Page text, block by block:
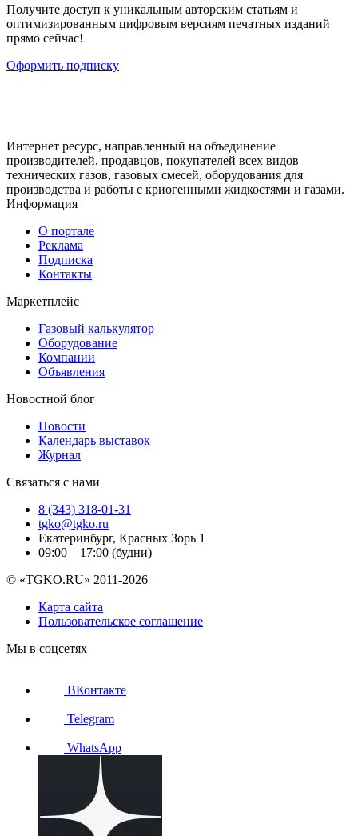
Получите доступ к уникальным авторским статьям и
оптимизированным цифровым версиям печатных изданий
прямо сейчас!
Оформить подписку
Интернет ресурс, направленный на объединение
производителей, продавцов, покупателей всех видов
технических газов, газовых смесей, оборудования для
производства и работы с криогенными жидкостями и газами.
Информация
О портале
Реклама
Подписка
Контакты
Маркетплейс
Газовый калькулятор
Оборудование
Компании
Объявления
Новостной блог
Новости
Календарь выставок
Журнал
Связаться с нами
8 (343) 318-01-31
tgko@tgko.ru
Екатеринбург, Красных Зорь 1
09:00 – 17:00 (будни)
© «TGKO.RU» 2011-2026
Карта сайта
Пользовательское соглашение
Мы в соцсетях
ВКонтакте
Telegram
WhatsApp